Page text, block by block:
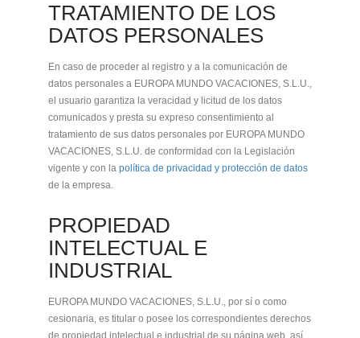
TRATAMIENTO DE LOS
DATOS PERSONALES
En caso de proceder al registro y a la comunicación de
datos personales a EUROPA MUNDO VACACIONES, S.L.U.,
el usuario garantiza la veracidad y licitud de los datos
comunicados y presta su expreso consentimiento al
tratamiento de sus datos personales por EUROPA MUNDO
VACACIONES, S.L.U. de conformidad con la Legislación
vigente y con la política de privacidad y protección de datos
de la empresa.
PROPIEDAD
INTELECTUAL E
INDUSTRIAL
EUROPA MUNDO VACACIONES, S.L.U., por sí o como
cesionaria, es titular o posee los correspondientes derechos
de propiedad intelectual e industrial de su página web, así